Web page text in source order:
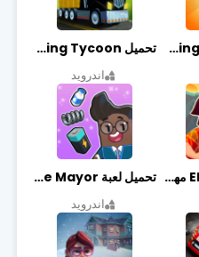
تحميل لعبة Begging Life مهكرة أخر إصدار تحميل Transit King Tycoon مهكرة أخر إصدار
اندرويد
تحميل لعبة El Hijo مهكرة أخر إصدار تحميل لعبة Merge Mayor مهكرة أخر إصدار
اندرويد